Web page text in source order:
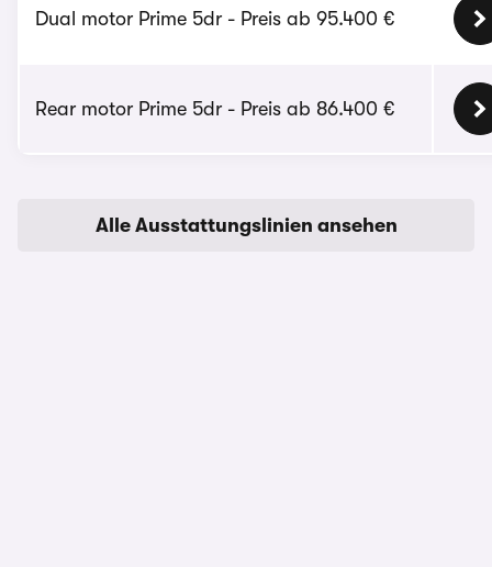
Dual motor Prime 5dr - Preis ab 95.400 €
Rear motor Prime 5dr - Preis ab 86.400 €
Alle Ausstattungslinien ansehen